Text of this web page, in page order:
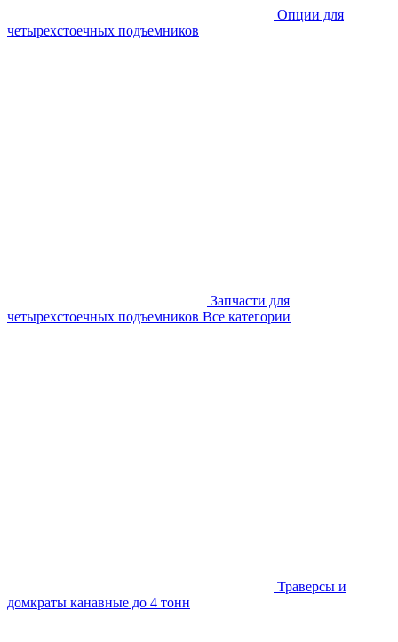
Опции для
четырехстоечных подъемников
Запчасти для
четырехстоечных подъемников Все категории
Траверсы и
домкраты канавные до 4 тонн